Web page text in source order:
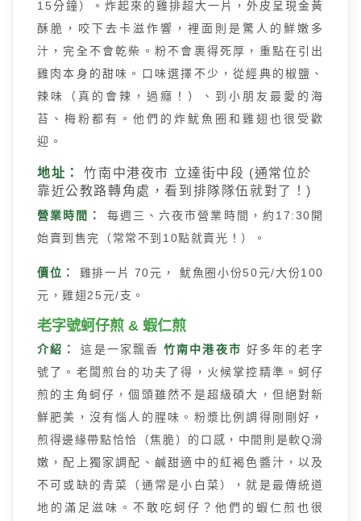
15分鐘）。炸起來的雞排超大一片，外皮呈現金黃
酥脆，咬下去卡滋作響，裡面則是驚人的鮮嫩多
汁，完全不會乾柴。粉不會裹得死厚，重點在引出
雞肉本身的甜味。口味選擇不少，從經典的椒鹽、
辣味（真的會辣，過癮！）、到小朋友最愛的海
苔、梅粉都有。他們的炸魷魚圈和雞翅也很受歡
迎。
地址：
竹南中港夜市 立達街中段 (通常位於
靠近公教路轉角處，看到排隊隊伍就對了！)
營業時間：
每週三、六夜市營業時間，約17:30開
始賣到售完（常常不到10點就賣光！）。
價位：
雞排一片 70元， 魷魚圈小份50元/大份100
元，雞翅25元/支。
老字號蚵仔煎 & 蝦仁煎
介紹： 這是一家飄香竹南中港夜市 好多年的老字
號了。老闆煎台的功夫了得，火候掌控精準。蚵仔
煎的主角蚵仔，個頭雖然不是超級碩大，但絕對新
鮮肥美，沒有惱人的腥味。粉漿比例調得剛剛好，
煎得邊緣帶點恰恰（焦脆）的口感，中間則是軟Q滑
嫩，配上獨家調配、鹹甜適中的紅褐色醬汁，以及
不可或缺的青菜（通常是小白菜），就是最傳統道
地的滿足滋味。不敢吃蚵仔？他們的蝦仁煎也很